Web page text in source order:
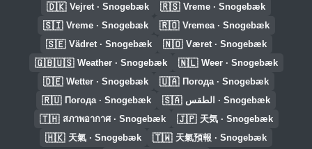
🇩🇰 Vejret · Snogebæk 🇷🇸 Vreme · Snogebæk
🇸🇮 Vreme · Snogebæk 🇷🇴 Vremea · Snogebæk
🇸🇪 Vädret · Snogebæk 🇳🇴 Været · Snogebæk
🇬🇧🇺🇸 Weather · Snogebæk 🇳🇱 Weer · Snogebæk
🇩🇪 Wetter · Snogebæk 🇺🇦 Погода · Snogebæk
🇷🇺 Погода · Snogebæk 🇸🇦 الطقس · Snogebæk
🇹🇭 สภาพอากาศ · Snogebæk 🇯🇵 天気 · Snogebæk
🇭🇰 天氣 · Snogebæk 🇹🇼 天氣預報 · Snogebæk